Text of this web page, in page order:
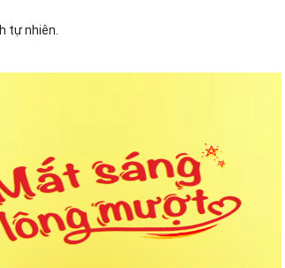
tự nhiên.